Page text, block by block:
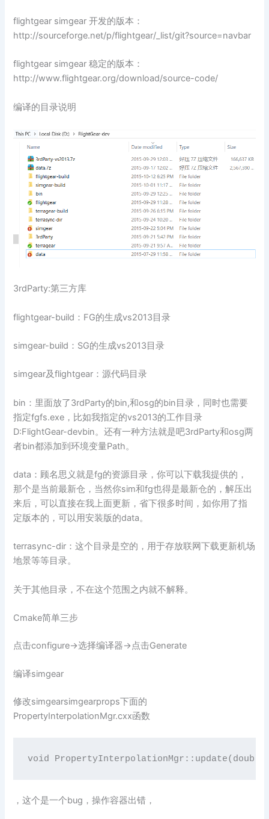
flightgear simgear 开发的版本：
http://sourceforge.net/p/flightgear/_list/git?source=navbar
flightgear simgear 稳定的版本：
http://www.flightgear.org/download/source-code/
编译的目录说明
3rdParty:第三方库
flightgear-build：FG的生成vs2013目录
simgear-build：SG的生成vs2013目录
simgear及flightgear：源代码目录
bin：里面放了3rdParty的bin,和osg的bin目录，同时也需要
指定fgfs.exe，比如我指定的vs2013的工作目录
D:FlightGear-devbin。还有一种方法就是吧3rdParty和osg两
者bin都添加到环境变量Path。
data：顾名思义就是fg的资源目录，你可以下载我提供的，
那个是当前最新仓，当然你sim和fg也得是最新仓的，解压出
来后，可以直接在我上面更新，省下很多时间，如你用了指
定版本的，可以用安装版的data。
terrasync-dir：这个目录是空的，用于存放联网下载更新机场
地景等等目录。
关于其他目录，不在这个范围之内就不解释。
Cmake简单三步
点击configure->选择编译器->点击Generate
编译simgear
修改simgearsimgearprops下面的
PropertyInterpolationMgr.cxx函数
void
，这个是一个bug，操作容器出错，